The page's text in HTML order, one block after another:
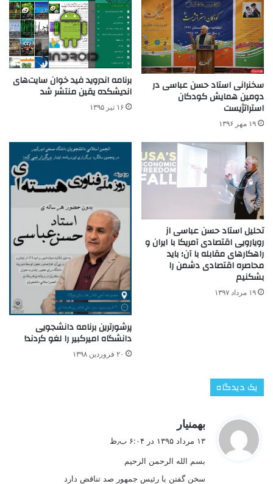
سخنرانی استاد حسن عباسی در
دومین همایش کودکان
استراتژیست
۱۹ مهر ۱۳۹۶
برنامه اندروید فید خوان سایت‌های
اندیشکده یقین منتشر شد
۱۶ تیر ۱۳۹۵
تحلیل استاد حسن عباسی از
رویارویی اقتصادی آمریکا با ایران و
راهکارهای مقابله با آن؛ باید
محاصره اقتصادی دشمن را
بشکنیم
۱۹ مرداد ۱۳۹۷
پرشورترین برنامه دانشجویی
دانشگاه امیرکبیر را لغو کردند!
۲۰ فروردین ۱۳۹۸
یک دیدگاه
بهمنیار
۱۳ مرداد ۱۳۹۵ در ۶:۰۴ ب٫ظ
بسم الله الرحمن الرحیم
سخن گفتن با رئیس جمهور صد تناقض دارد